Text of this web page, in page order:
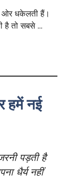
ओर धकेलती हैं।
है तो सबसे …
हमें नई
पड़ती है
धैर्य नहीं